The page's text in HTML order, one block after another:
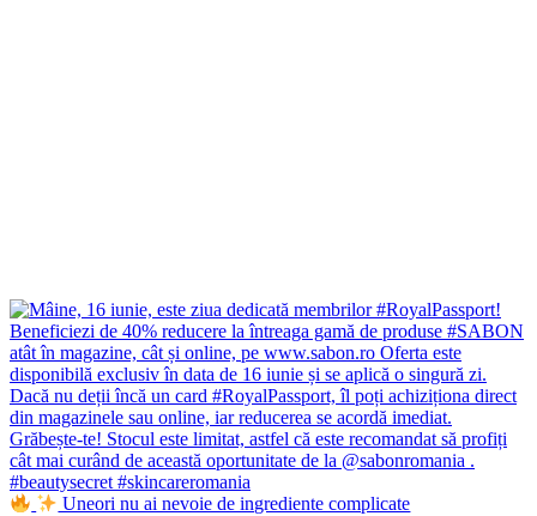
Uneori nu ai nevoie de ingrediente complicate